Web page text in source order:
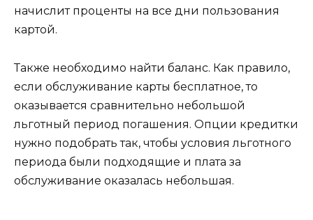
начислит проценты на все дни пользования
картой.
Также необходимо найти баланс. Как правило,
если обслуживание карты бесплатное, то
оказывается сравнительно небольшой
льготный период погашения. Опции кредитки
нужно подобрать так, чтобы условия льготного
периода были подходящие и плата за
обслуживание оказалась небольшая.